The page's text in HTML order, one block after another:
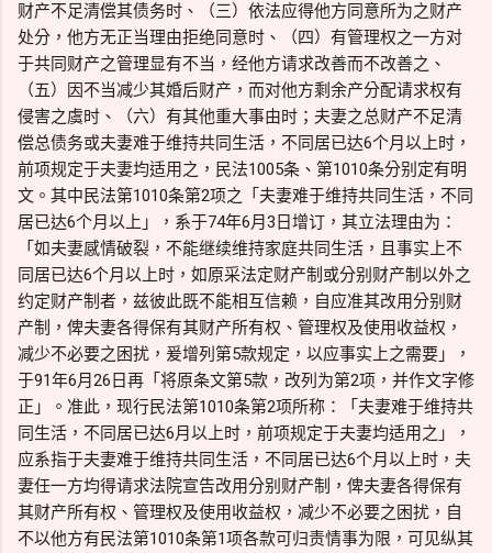
财产不足清偿其债务时、（三）依法应得他方同意所为之财产
处分，他方无正当理由拒绝同意时、（四）有管理权之一方对
于共同财产之管理显有不当，经他方请求改善而不改善之、
（五）因不当减少其婚后财产，而对他方剩余产分配请求权有
侵害之虞时、（六）有其他重大事由时；夫妻之总财产不足清
偿总债务或夫妻难于维持共同生活，不同居已达6个月以上时，
前项规定于夫妻均适用之，民法1005条、第1010条分别定有明
文。其中民法第1010条第2项之「夫妻难于维持共同生活，不同
居已达6个月以上」，系于74年6月3日增订，其立法理由为：
「如夫妻感情破裂，不能继续维持家庭共同生活，且事实上不
同居已达6个月以上时，如原采法定财产制或分别财产制以外之
约定财产制者，兹彼此既不能相互信赖，自应准其改用分别财
产制，俾夫妻各得保有其财产所有权、管理权及使用收益权，
减少不必要之困扰，爰增列第5款规定，以应事实上之需要」，
于91年6月26日再「将原条文第5款，改列为第2项，并作文字修
正」。准此，现行民法第1010条第2项所称：「夫妻难于维持共
同生活，不同居已达6月以上时，前项规定于夫妻均适用之」，
应系指于夫妻难于维持共同生活，不同居已达6个月以上时，夫
妻任一方均得请求法院宣告改用分别财产制，俾夫妻各得保有
其财产所有权、管理权及使用收益权，减少不必要之困扰，自
不以他方有民法第1010条第1项各款可归责情事为限，可见纵其